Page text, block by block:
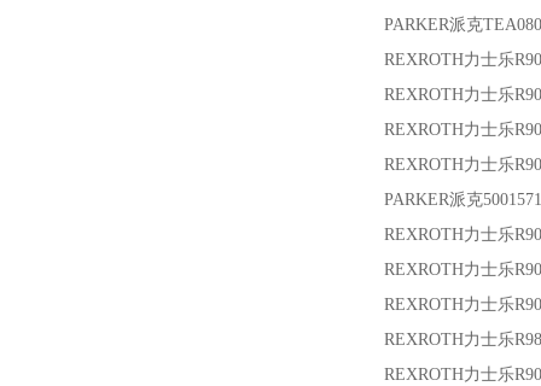
PARKER派克
REXROTH力士乐
REXROTH力士乐
REXROTH力士乐
REXROTH力士乐
PARKER派克5001571
REXROTH力士乐
REXROTH力士乐
REXROTH力士乐
REXROTH力士乐
REXROTH力士乐